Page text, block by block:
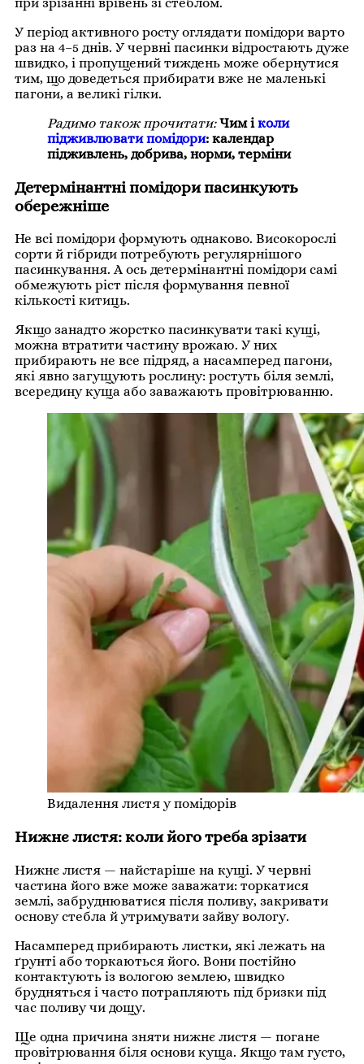
У період активного росту оглядати помідори варто
раз на 4–5 днів. У червні пасинки відростають дуже
швидко, і пропущений тиждень може обернутися
тим, що доведеться прибирати вже не маленькі
пагони, а великі гілки.
Радимо також прочитати:Чим і коли
підживлювати помідори: календар
підживлень, добрива, норми, терміни
Детермінантні помідори пасинкують
обережніше
Не всі помідори формують однаково. Високорослі
сорти й гібриди потребують регулярнішого
пасинкування. А ось детермінантні помідори самі
обмежують ріст після формування певної
кількості китиць.
Якщо занадто жорстко пасинкувати такі кущі,
можна втратити частину врожаю. У них
прибирають не все підряд, а насамперед пагони,
які явно загущують рослину: ростуть біля землі,
всередину куща або заважають провітрюванню.
Видалення листя у помідорів
Нижнє листя: коли його треба зрізати
Нижнє листя — найстаріше на кущі. У червні
частина його вже може заважати: торкатися
землі, забруднюватися після поливу, закривати
основу стебла й утримувати зайву вологу.
Насамперед прибирають листки, які лежать на
ґрунті або торкаються його. Вони постійно
контактують із вологою землею, швидко
брудняться і часто потрапляють під бризки під
час поливу чи дощу.
Ще одна причина зняти нижнє листя — погане
провітрювання біля основи куща. Якщо там густо,